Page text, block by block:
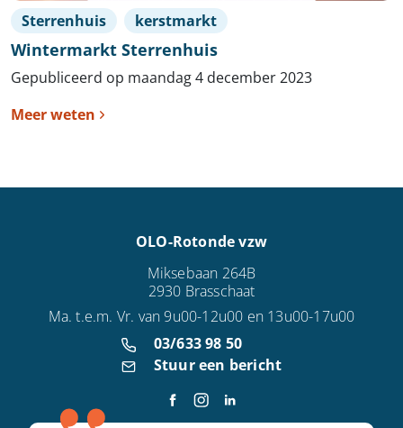
Sterrenhuis kerstmarkt
Wintermarkt Sterrenhuis
Gepubliceerd op maandag 4 december 2023
Meer weten
OLO-Rotonde vzw
Miksebaan 264B
2930 Brasschaat
Ma. t.e.m. Vr. van 9u00-12u00 en 13u00-17u00
03/633 98 50
Stuur een bericht